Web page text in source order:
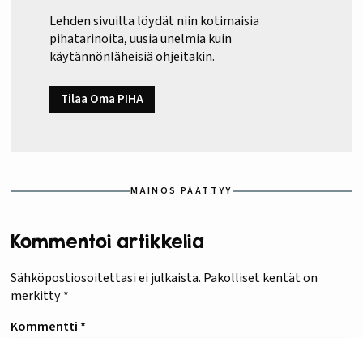
Lehden sivuilta löydät niin kotimaisia
pihatarinoita, uusia unelmia kuin
käytännönläheisiä ohjeitakin.
Tilaa Oma PIHA
MAINOS PÄÄTTYY
Kommentoi artikkelia
Sähköpostiosoitettasi ei julkaista. Pakolliset kentät on
merkitty*
Kommentti *